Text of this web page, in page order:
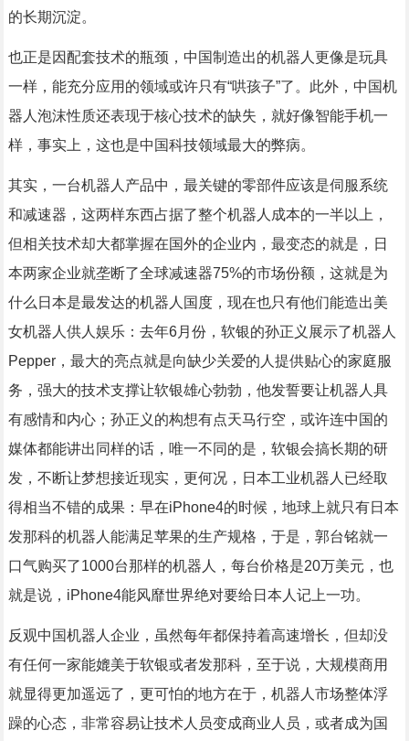
的长期沉淀。
也正是因配套技术的瓶颈，中国制造出的机器人更像是玩具
一样，能充分应用的领域或许只有“哄孩子”了。此外，中国机
器人泡沫性质还表现于核心技术的缺失，就好像智能手机一
样，事实上，这也是中国科技领域最大的弊病。
其实，一台机器人产品中，最关键的零部件应该是伺服系统
和减速器，这两样东西占据了整个机器人成本的一半以上，
但相关技术却大都掌握在国外的企业内，最变态的就是，日
本两家企业就垄断了全球减速器75%的市场份额，这就是为
什么日本是最发达的机器人国度，现在也只有他们能造出美
女机器人供人娱乐：去年6月份，软银的孙正义展示了机器人
Pepper，最大的亮点就是向缺少关爱的人提供贴心的家庭服
务，强大的技术支撑让软银雄心勃勃，他发誓要让机器人具
有感情和内心；孙正义的构想有点天马行空，或许连中国的
媒体都能讲出同样的话，唯一不同的是，软银会搞长期的研
发，不断让梦想接近现实，更何况，日本工业机器人已经取
得相当不错的成果：早在iPhone4的时候，地球上就只有日本
发那科的机器人能满足苹果的生产规格，于是，郭台铭就一
口气购买了1000台那样的机器人，每台价格是20万美元，也
就是说，iPhone4能风靡世界绝对要给日本人记上一功。
反观中国机器人企业，虽然每年都保持着高速增长，但却没
有任何一家能媲美于软银或者发那科，至于说，大规模商用
就显得更加遥远了，更可怕的地方在于，机器人市场整体浮
躁的心态，非常容易让技术人员变成商业人员，或者成为国